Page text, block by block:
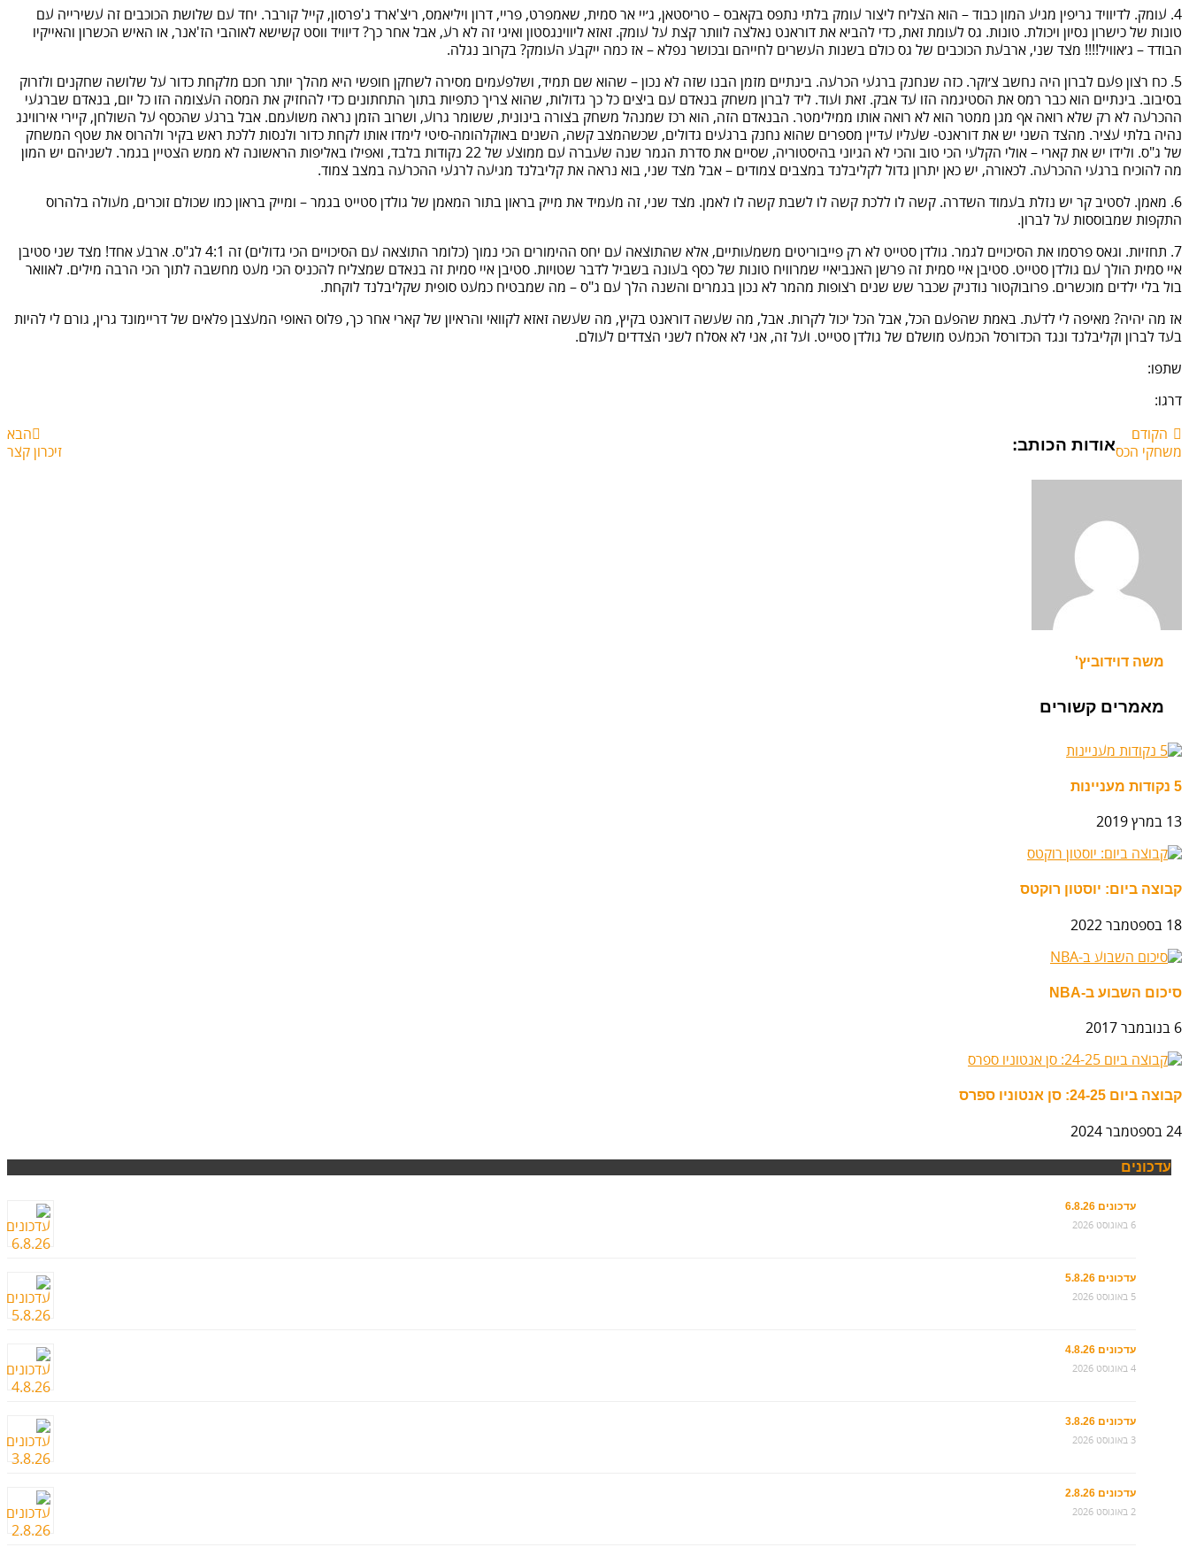
4. עומק. לדיוויד גריפין מגיע המון כבוד – הוא הצליח ליצור עומק בלתי נתפס בקאבס – טריסטאן, ג׳יי אר סמית, שאמפרט, פריי, דרון ויליאמס, ריצ'ארד ג'פרסון, קייל קורבר. יחד עם שלושת הכוכבים זה עשירייה עם
טונות של כישרון נסיון ויכולת. טונות. גס לעומת זאת, כדי להביא את דוראנט נאלצה לוותר קצת על עומק. זאזא ליווינגסטון ואיגי זה לא רע, אבל אחר כך? דיוויד ווסט קשישא לאוהבי הז'אנר, או האיש הכשרון והאייקיו
הבודד – ג׳אוויל!!!! מצד שני, ארבעת הכוכבים של גס כולם בשנות העשרים לחייהם ובכושר נפלא – אז כמה ייקבע העומק? בקרוב נגלה.
5. כח רצון פעם לברון היה נחשב צ׳וקר. כזה שנחנק ברגעי הכרעה. בינתיים מזמן הבנו שזה לא נכון – שהוא שם תמיד, ושלפעמים מסירה לשחקן חופשי היא מהלך יותר חכם מלקחת כדור על שלושה שחקנים ולזרוק
בסיבוב. בינתיים הוא כבר רמס את הסטיגמה הזו עד אבק. זאת ועוד. ליד לברון משחק בנאדם עם ביצים כל כך גדולות, שהוא צריך כתפיות בתוך התחתונים כדי להחזיק את המסה העצומה הזו כל יום, בנאדם שברגעי
ההכרעה לא רק שלא רואה אף מגן ממטר הוא לא רואה אותו ממילימטר. הבנאדם הזה, הוא רכז שמנהל משחק בצורה בינונית, ששומר גרוע, ושרוב הזמן נראה משועמם. אבל ברגע שהכסף על השולחן, קיירי אירווינג
נהיה בלתי עציר. מהצד השני יש את דוראנט- שעליו עדיין מספרים שהוא נחנק ברגעים גדולים, שכשהמצב קשה, השנים באוקלהומה-סיטי לימדו אותו לקחת כדור ולנסות ללכת ראש בקיר ולהרוס את שטף המשחק
של ג"ס. ולידו יש את קארי – אולי הקלעי הכי טוב והכי לא הגיוני בהיסטוריה, שסיים את סדרת הגמר שנה שעברה עם ממוצע של 22 נקודות בלבד, ואפילו באליפות הראשונה לא ממש הצטיין בגמר. לשניהם יש המון
מה להוכיח ברגעי ההכרעה. לכאורה, יש כאן יתרון גדול לקליבלנד במצבים צמודים – אבל מצד שני, בוא נראה את קליבלנד מגיעה לרגעי ההכרעה במצב צמוד.
6. מאמן. לסטיב קר יש נזלת בעמוד השדרה. קשה לו ללכת קשה לו לשבת קשה לו לאמן. מצד שני, זה מעמיד את מייק בראון בתור המאמן של גולדן סטייט בגמר – ומייק בראון כמו שכולם זוכרים, מעולה בלהרוס
התקפות שמבוססות על לברון.
7. תחזיות. וגאס פרסמו את הסיכויים לגמר. גולדן סטייט לא רק פייבוריטים משמעותיים, אלא שהתוצאה עם יחס ההימורים הכי נמוך (כלומר התוצאה עם הסיכויים הכי גדולים) זה 4:1 לג"ס. ארבע אחד! מצד שני סטיבן
איי סמית הולך עם גולדן סטייט. סטיבן איי סמית זה פרשן האנביאיי שמרוויח טונות של כסף בעונה בשביל לדבר שטויות. סטיבן איי סמית זה בנאדם שמצליח להכניס הכי מעט מחשבה לתוך הכי הרבה מילים. לאוואר
בול בלי ילדים מוכשרים. פרובוקטור נודניק שכבר שש שנים רצופות מהמר לא נכון בגמרים והשנה הלך עם ג"ס – מה שמבטיח כמעט סופית שקליבלנד לוקחת.
אז מה יהיה? מאיפה לי לדעת. באמת שהפעם הכל, אבל הכל יכול לקרות. אבל, מה שעשה דוראנט בקיץ, מה שעשה זאזא לקוואי והראיון של קארי אחר כך, פלוס האופי המעצבן פלאים של דריימונד גרין, גורם לי להיות
בעד לברון וקליבלנד ונגד הכדורסל הכמעט מושלם של גולדן סטייט. ועל זה, אני לא אסלח לשני הצדדים לעולם.
שתפו:
דרגו:
הקודם
משחקי הכס
הבא
זיכרון קצר
אודות הכותב:
משה דוידוביץ'
מאמרים קשורים
5 נקודות מעניינות
13 במרץ 2019
קבוצה ביום: יוסטון רוקטס
18 בספטמבר 2022
סיכום השבוע ב-NBA
6 בנובמבר 2017
קבוצה ביום 24-25: סן אנטוניו ספרס
24 בספטמבר 2024
עדכונים
עדכונים 6.8.26
6 באוגוסט 2026
עדכונים 5.8.26
5 באוגוסט 2026
עדכונים 4.8.26
4 באוגוסט 2026
עדכונים 3.8.26
3 באוגוסט 2026
עדכונים 2.8.26
2 באוגוסט 2026